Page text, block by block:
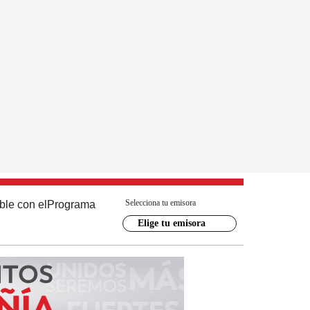
con el Programa Selecciona tu emisora
Elige tu emisora